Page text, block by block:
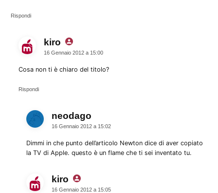
Rispondi
kiro dice:
16 Gennaio 2012 a 15:00
Cosa non ti è chiaro del titolo?
Rispondi
neodago
16 Gennaio 2012 a 15:02
Dimmi in che punto dell’articolo Newton dice di aver copiato
la TV di Apple. questo è un flame che ti sei inventato tu.
kiro dice:
16 Gennaio 2012 a 15:05